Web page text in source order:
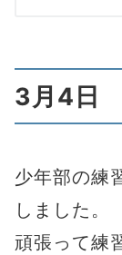
3月4日
少年部の練
しました。
頑張って練